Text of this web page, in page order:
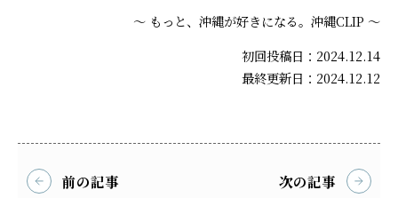
～ もっと、沖縄が好きになる。沖縄CLIP ～
初回投稿日：2024.12.14
最終更新日：2024.12.12
前の記事 次の記事